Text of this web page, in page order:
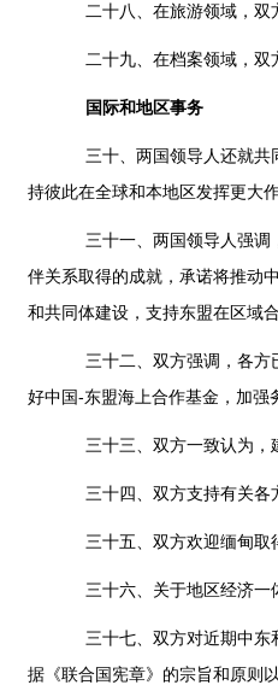
二十八、在旅游领域，双方
二十九、在档案领域，双
国际和地区事务
三十、两国领导人还就共同
持彼此在全球和本地区发挥更大
三十一、两国领导人强调，
伴关系取得的成就，承诺将推动
和共同体建设，支持东盟在区域
三十二、双方强调，各方已
好中国-东盟海上合作基金，加强
三十三、双方一致认为，建
三十四、双方支持有关各方
三十五、双方欢迎缅甸取得
三十六、关于地区经济一体
三十七、双方对近期中东和
据《联合国宪章》的宗旨和原则